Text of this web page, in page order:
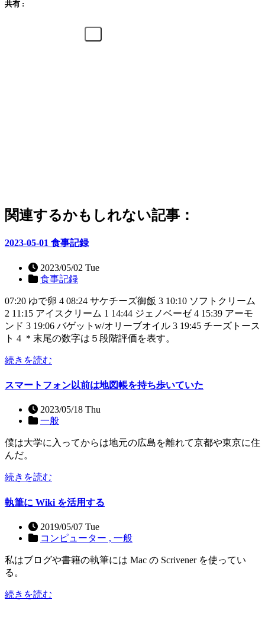
共有 :
関連するかもしれない記事：
2023-05-01 食事記録
2023/05/02 Tue
食事記録
07:20 ゆで卵 4 08:24 サケチーズ御飯 3 10:10 ソフトクリーム
2 11:15 アイスクリーム 1 14:44 ジェノベーゼ 4 15:39 アーモ
ンド 3 19:06 バゲットw/オリーブオイル 3 19:45 チーズトース
ト 4 ＊末尾の数字は５段階評価を表す。
続きを読む
スマートフォン以前は地図帳を持ち歩いていた
2023/05/18 Thu
一般
僕は大学に入ってからは地元の広島を離れて京都や東京に住
んだ。
続きを読む
執筆に Wiki を活用する
2019/05/07 Tue
コンピューター , 一般
私はブログや書籍の執筆には Mac の Scrivener を使ってい
る。
続きを読む